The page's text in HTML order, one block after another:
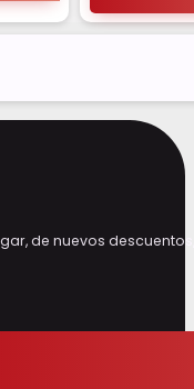
de nuevos